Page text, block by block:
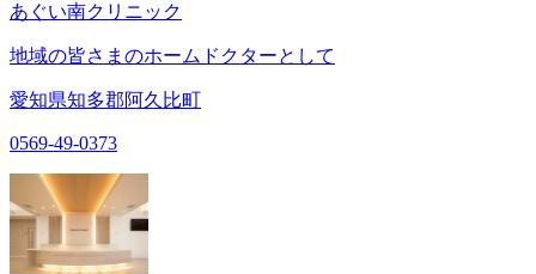
あぐい南クリニック
地域の皆さまのホームドクターとして
愛知県知多郡阿久比町
0569-49-0373